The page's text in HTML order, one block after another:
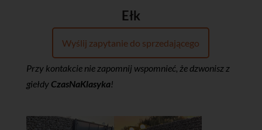
Ełk
Wyślij zapytanie do sprzedającego
Przy kontakcie nie zapomnij wspomnieć, że dzwonisz z
giełdy CzasNaKlasyka!